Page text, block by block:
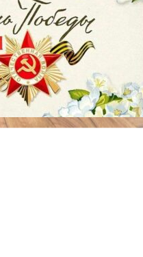
Улуу Жеңиштин
29.04.2025
Награды в
29.04.2025